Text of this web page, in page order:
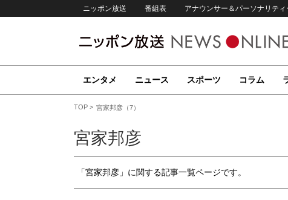
ニッポン放送 番組表 アナウンサー＆パーソナリティ
エンタメ ニュース スポーツ コラム
TOP 宮家邦彦（7）
宮家邦彦
「宮家邦彦」に関する記事一覧ページです。